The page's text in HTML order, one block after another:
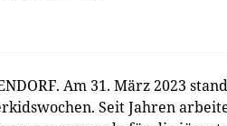
Am 31. März 2023
Seit Jahren